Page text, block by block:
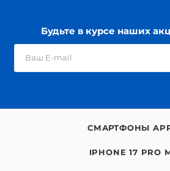
Будьте в курсе наших
СМАРТФОНЫ
IPHONE 17 PRO